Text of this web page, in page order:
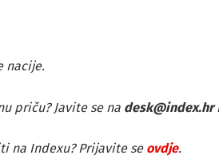
nacije.
priču? Javite se na desk@index.hr
na Indexu? Prijavite se ovdje.